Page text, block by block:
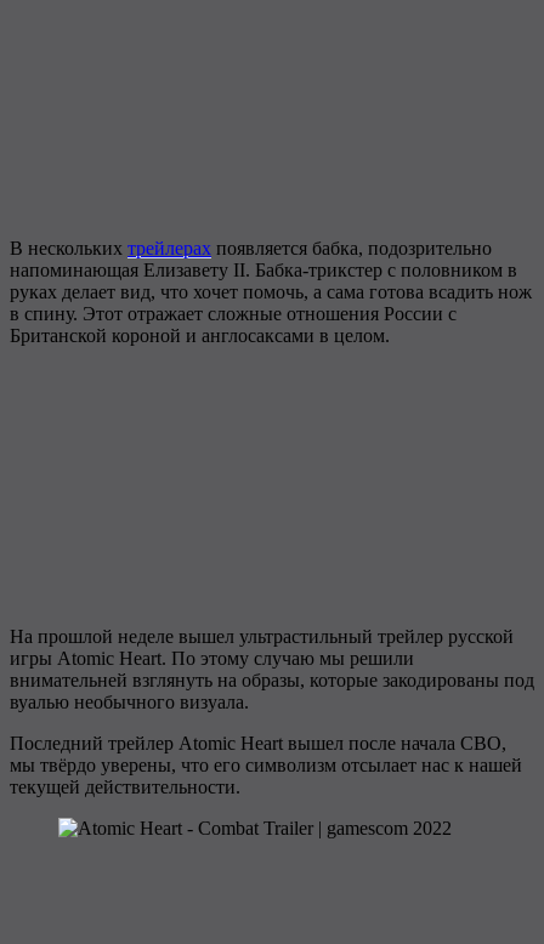
В нескольких трейлерах появляется бабка, подозрительно
напоминающая Елизавету II. Бабка-трикстер с половником в
руках делает вид, что хочет помочь, а сама готова всадить нож
в спину. Этот отражает сложные отношения России с
Британской короной и англосаксами в целом.
На прошлой неделе вышел ультрастильный трейлер русской
игры Atomic Heart. По этому случаю мы решили
внимательней взглянуть на образы, которые закодированы под
вуалью необычного визуала.
Последний трейлер Atomic Heart вышел после начала СВО,
мы твёрдо уверены, что его символизм отсылает нас к нашей
текущей действительности.